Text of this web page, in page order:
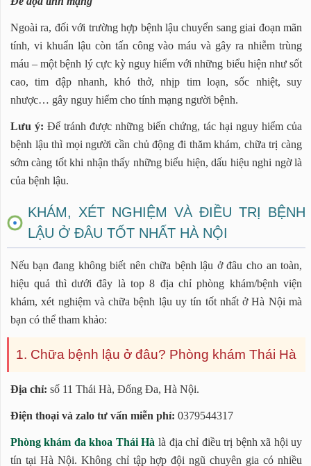
Ngoài ra, đối với trường hợp bệnh lậu chuyển sang giai đoạn mãn
tính, vi khuẩn lậu còn tấn công vào máu và gây ra nhiễm trùng
máu – một bệnh lý cực kỳ nguy hiểm với những biểu hiện như sốt
cao, tim đập nhanh, khó thở, nhịp tim loạn, sốc nhiệt, suy
nhược… gây nguy hiểm cho tính mạng người bệnh.
Lưu ý: Để tránh được những biến chứng, tác hại nguy hiểm của
bệnh lậu thì mọi người cần chủ động đi thăm khám, chữa trị càng
sớm càng tốt khi nhận thấy những biểu hiện, dấu hiệu nghi ngờ là
của bệnh lậu.
KHÁM, XÉT NGHIỆM VÀ ĐIỀU TRỊ BỆNH
LẬU Ở ĐÂU TỐT NHẤT HÀ NỘI
Nếu bạn đang không biết nên chữa bệnh lậu ở đâu cho an toàn,
hiệu quả thì dưới đây là top 8 địa chỉ phòng khám/bệnh viện
khám, xét nghiệm và chữa bệnh lậu uy tín tốt nhất ở Hà Nội mà
bạn có thể tham khảo:
1. Chữa bệnh lậu ở đâu? Phòng khám Thái Hà
Địa chỉ: số 11 Thái Hà, Đống Đa, Hà Nội.
Điện thoại và zalo tư vấn miễn phí: 0379544317
Phòng khám đa khoa Thái Hà là địa chỉ điều trị bệnh xã hội uy
tín tại Hà Nội. Không chỉ tập hợp đội ngũ chuyên gia có nhiều